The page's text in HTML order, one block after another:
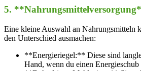
5.
Eine kleine Auswahl an Nahrungsmitteln
den Unterschied ausmachen:
**Energieriegel:** Diese sind
Hand, wenn du einen Energieschub